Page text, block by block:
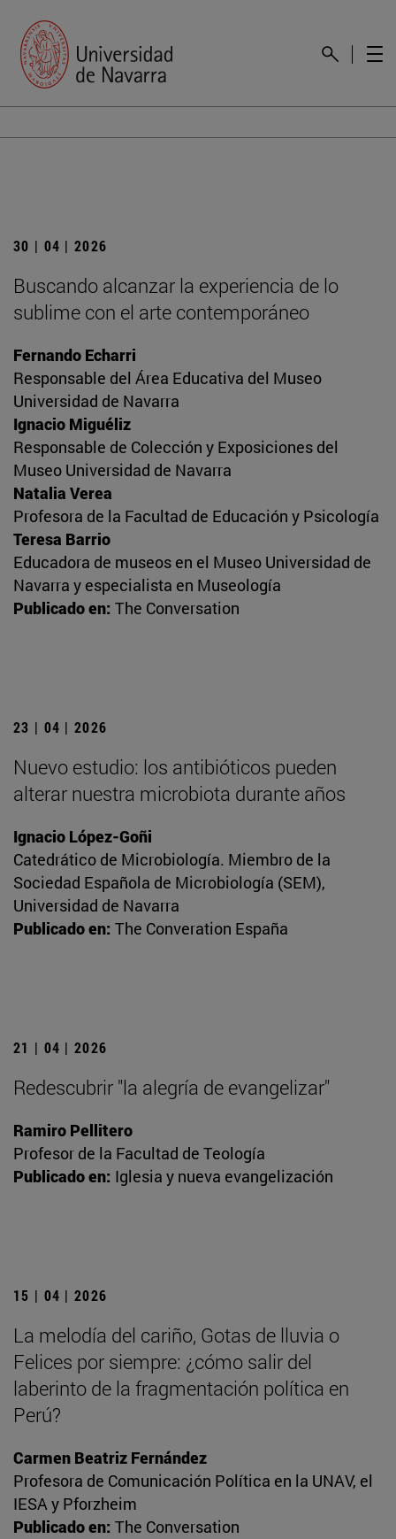
30 | 04 | 2026
Buscando alcanzar la experiencia de lo
sublime con el arte contemporáneo
Fernando Echarri
Responsable del Área Educativa del Museo
Universidad de Navarra
Ignacio Miguéliz
Responsable de Colección y Exposiciones del
Museo Universidad de Navarra
Natalia Verea
Profesora de la Facultad de Educación y Psicología
Teresa Barrio
Educadora de museos en el Museo Universidad de
Navarra y especialista en Museología
Publicado en: The Conversation
23 | 04 | 2026
Nuevo estudio: los antibióticos pueden
alterar nuestra microbiota durante años
Ignacio López-Goñi
Catedrático de Microbiología. Miembro de la
Sociedad Española de Microbiología (SEM),
Universidad de Navarra
Publicado en: The Converation España
21 | 04 | 2026
Redescubrir "la alegría de evangelizar"
Ramiro Pellitero
Profesor de la Facultad de Teología
Publicado en: Iglesia y nueva evangelización
15 | 04 | 2026
La melodía del cariño, Gotas de lluvia o
Felices por siempre: ¿cómo salir del
laberinto de la fragmentación política en
Perú?
Carmen Beatriz Fernández
Profesora de Comunicación Política en la UNAV, el
IESA y Pforzheim
Publicado en: The Conversation